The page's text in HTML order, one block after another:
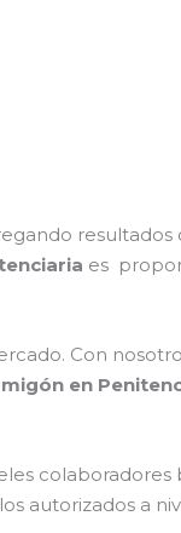
es
Con
en
autorizados a